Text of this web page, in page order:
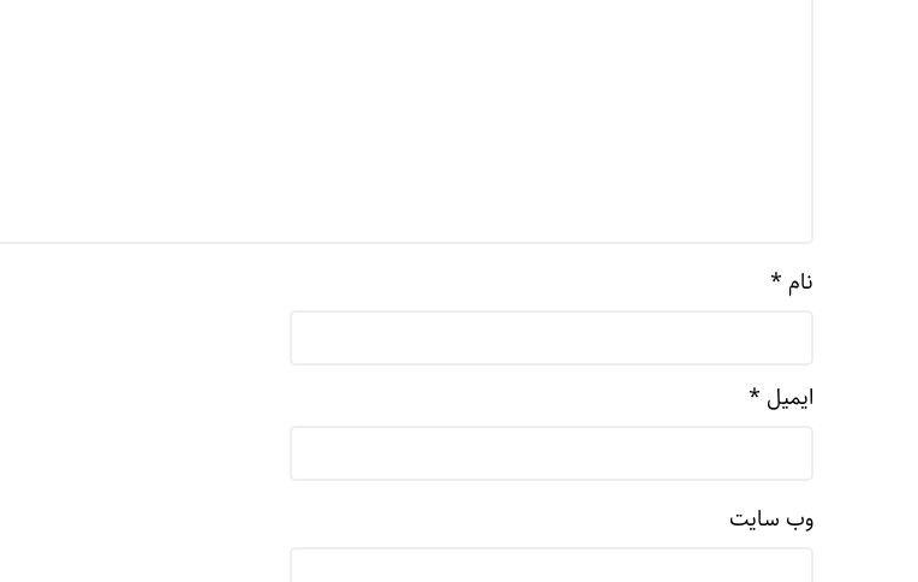
نام *
ایمیل *
وب‌ سایت